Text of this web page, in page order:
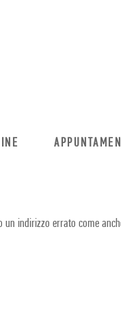
indirizzo errato come